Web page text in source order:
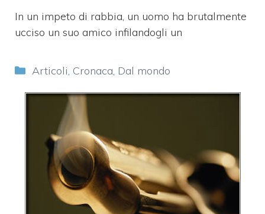
In un impeto di rabbia, un uomo ha brutalmente
ucciso un suo amico infilandogli un
Categorie
Articoli Cronaca Dal mondo